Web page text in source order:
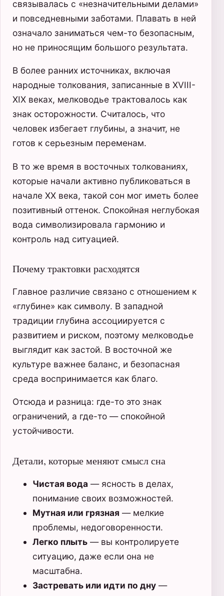
связывалась с «незначительными делами»
и повседневными заботами. Плавать в ней
означало заниматься чем-то безопасным,
но не приносящим большого результата.
В более ранних источниках, включая
народные толкования, записанные в XVIII-
XIX веках, мелководье трактовалось как
знак осторожности. Считалось, что
человек избегает глубины, а значит, не
готов к серьезным переменам.
В то же время в восточных толкованиях,
которые начали активно публиковаться в
начале XX века, такой сон мог иметь более
позитивный оттенок. Спокойная неглубокая
вода символизировала гармонию и
контроль над ситуацией.
Почему трактовки расходятся
Главное различие связано с отношением к
«глубине» как символу. В западной
традиции глубина ассоциируется с
развитием и риском, поэтому мелководье
выглядит как застой. В восточной же
культуре важнее баланс, и безопасная
среда воспринимается как благо.
Отсюда и разница: где-то это знак
ограничений, а где-то — спокойной
устойчивости.
Детали, которые меняют смысл сна
Чистая вода — ясность в делах,
понимание своих возможностей.
Мутная или грязная — мелкие
проблемы, недоговоренности.
Легко плыть — вы контролируете
ситуацию, даже если она не
масштабна.
Застревать или идти по дну —